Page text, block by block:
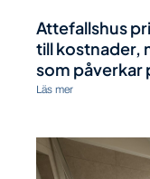
Attefallshus
till kostnader,
som påverkar
Läs mer